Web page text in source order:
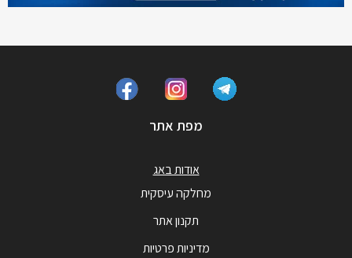
מפת אתר
אודות באג
מחלקה עיסקית
תקנון אתר
מדיניות פרטיות